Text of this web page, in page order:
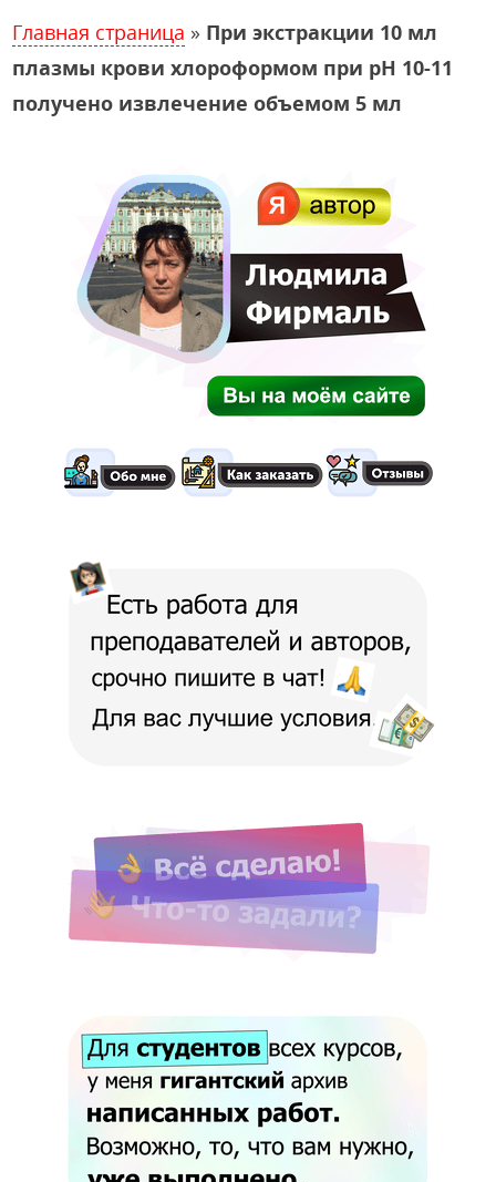
Главная страница » При экстракции 10 мл
плазмы крови хлороформом при рН 10-11
получено извлечение объемом 5 мл